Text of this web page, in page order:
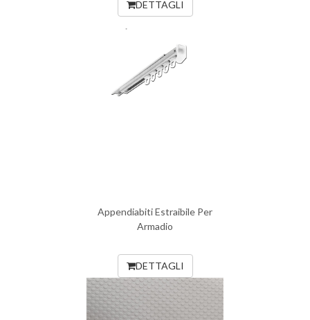
DETTAGLI
Appendiabiti Estraibile Per
Armadio
DETTAGLI